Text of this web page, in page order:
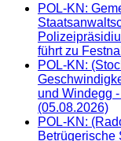
POL-KN:
führt zu
POL-KN:
und Windegg
(05.08.2026)
POL-KN:
Betrügerische